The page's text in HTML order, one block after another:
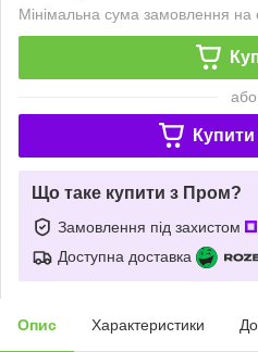
Мінімальна сума замовлення на
або
Купити
Що таке купити з Пром?
Замовлення під захистом
Доступна доставка
Опис Характеристики